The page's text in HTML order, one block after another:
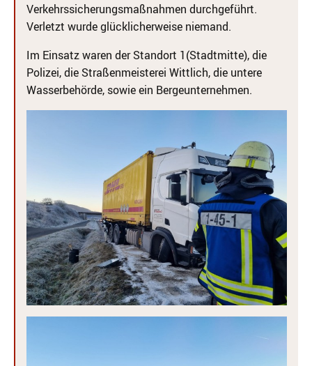
Verkehrssicherungsmaßnahmen durchgeführt.
Verletzt wurde glücklicherweise niemand.
Im Einsatz waren der Standort 1(Stadtmitte), die
Polizei, die Straßenmeisterei Wittlich, die untere
Wasserbehörde, sowie ein Bergeunternehmen.